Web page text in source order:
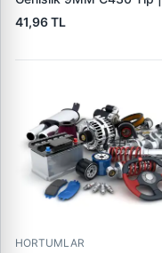
ERBI C430 40-60
41,96 TL
HORTUMLAR